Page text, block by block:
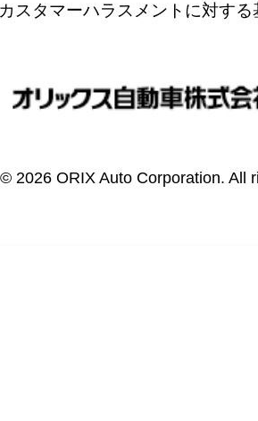
カスタマーハラスメントに対する
2026 ORIX Auto Corporation. All